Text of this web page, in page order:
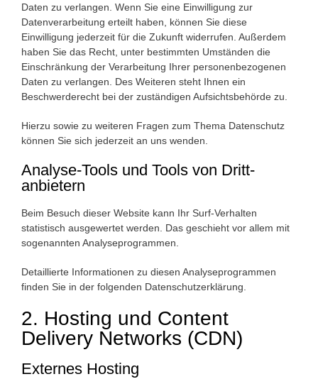
Daten zu verlangen. Wenn Sie eine Einwilligung zur
Datenverarbeitung erteilt haben, können Sie diese
Einwilligung jederzeit für die Zukunft widerrufen. Außerdem
haben Sie das Recht, unter bestimmten Umständen die
Einschränkung der Verarbeitung Ihrer personenbezogenen
Daten zu verlangen. Des Weiteren steht Ihnen ein
Beschwerderecht bei der zuständigen Aufsichtsbehörde zu.
Hierzu sowie zu weiteren Fragen zum Thema Datenschutz
können Sie sich jederzeit an uns wenden.
Analyse-Tools und Tools von Dritt­
anbietern
Beim Besuch dieser Website kann Ihr Surf-Verhalten
statistisch ausgewertet werden. Das geschieht vor allem mit
sogenannten Analyseprogrammen.
Detaillierte Informationen zu diesen Analyseprogrammen
finden Sie in der folgenden Datenschutzerklärung.
2. Hosting und Content
Delivery Networks (CDN)
Externes Hosting